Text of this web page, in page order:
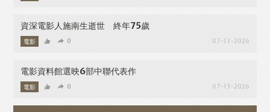
資深電影人施南生逝世 終年75歲
電影 07-13-2026
0
電影資料館選映6部中聯代表作
電影 07-13-2026
0